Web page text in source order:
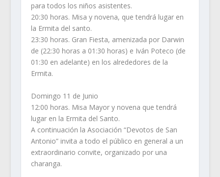
para todos los niños asistentes.
20:30 horas. Misa y novena, que tendrá lugar en
la Ermita del santo.
23:30 horas. Gran Fiesta, amenizada por Darwin
de (22:30 horas a 01:30 horas) e Iván Poteco (de
01:30 en adelante) en los alrededores de la
Ermita.
Domingo 11 de Junio
12:00 horas. Misa Mayor y novena que tendrá
lugar en la Ermita del Santo.
A continuación la Asociación “Devotos de San
Antonio” invita a todo el público en general a un
extraordinario convite, organizado por una
charanga.